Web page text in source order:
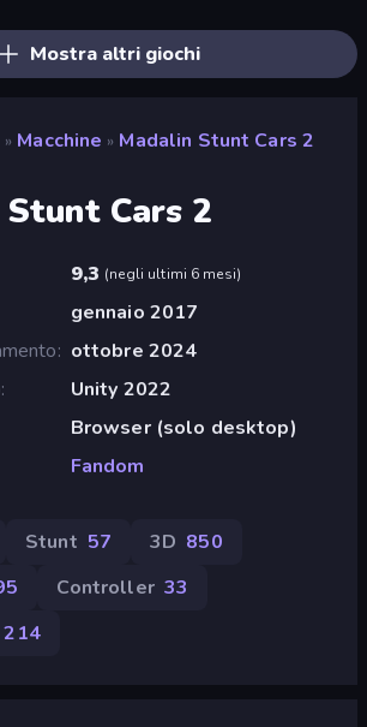
Mostra altri giochi
» Macchine » Madalin Stunt Cars 2
Cars 2
9,3 (negli ultimi 6 mesi)
gennaio 2017
ottobre 2024
Unity 2022
Browser (solo desktop)
Fandom
Stunt 57 3D 850
Controller 33
214